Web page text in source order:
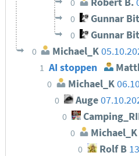
0 Gunnar
0 Gunnar
0 Michael_K
1 AI stoppen
0 Michael_K
0 Auge
0
0 Michael_K
0 Rolf B